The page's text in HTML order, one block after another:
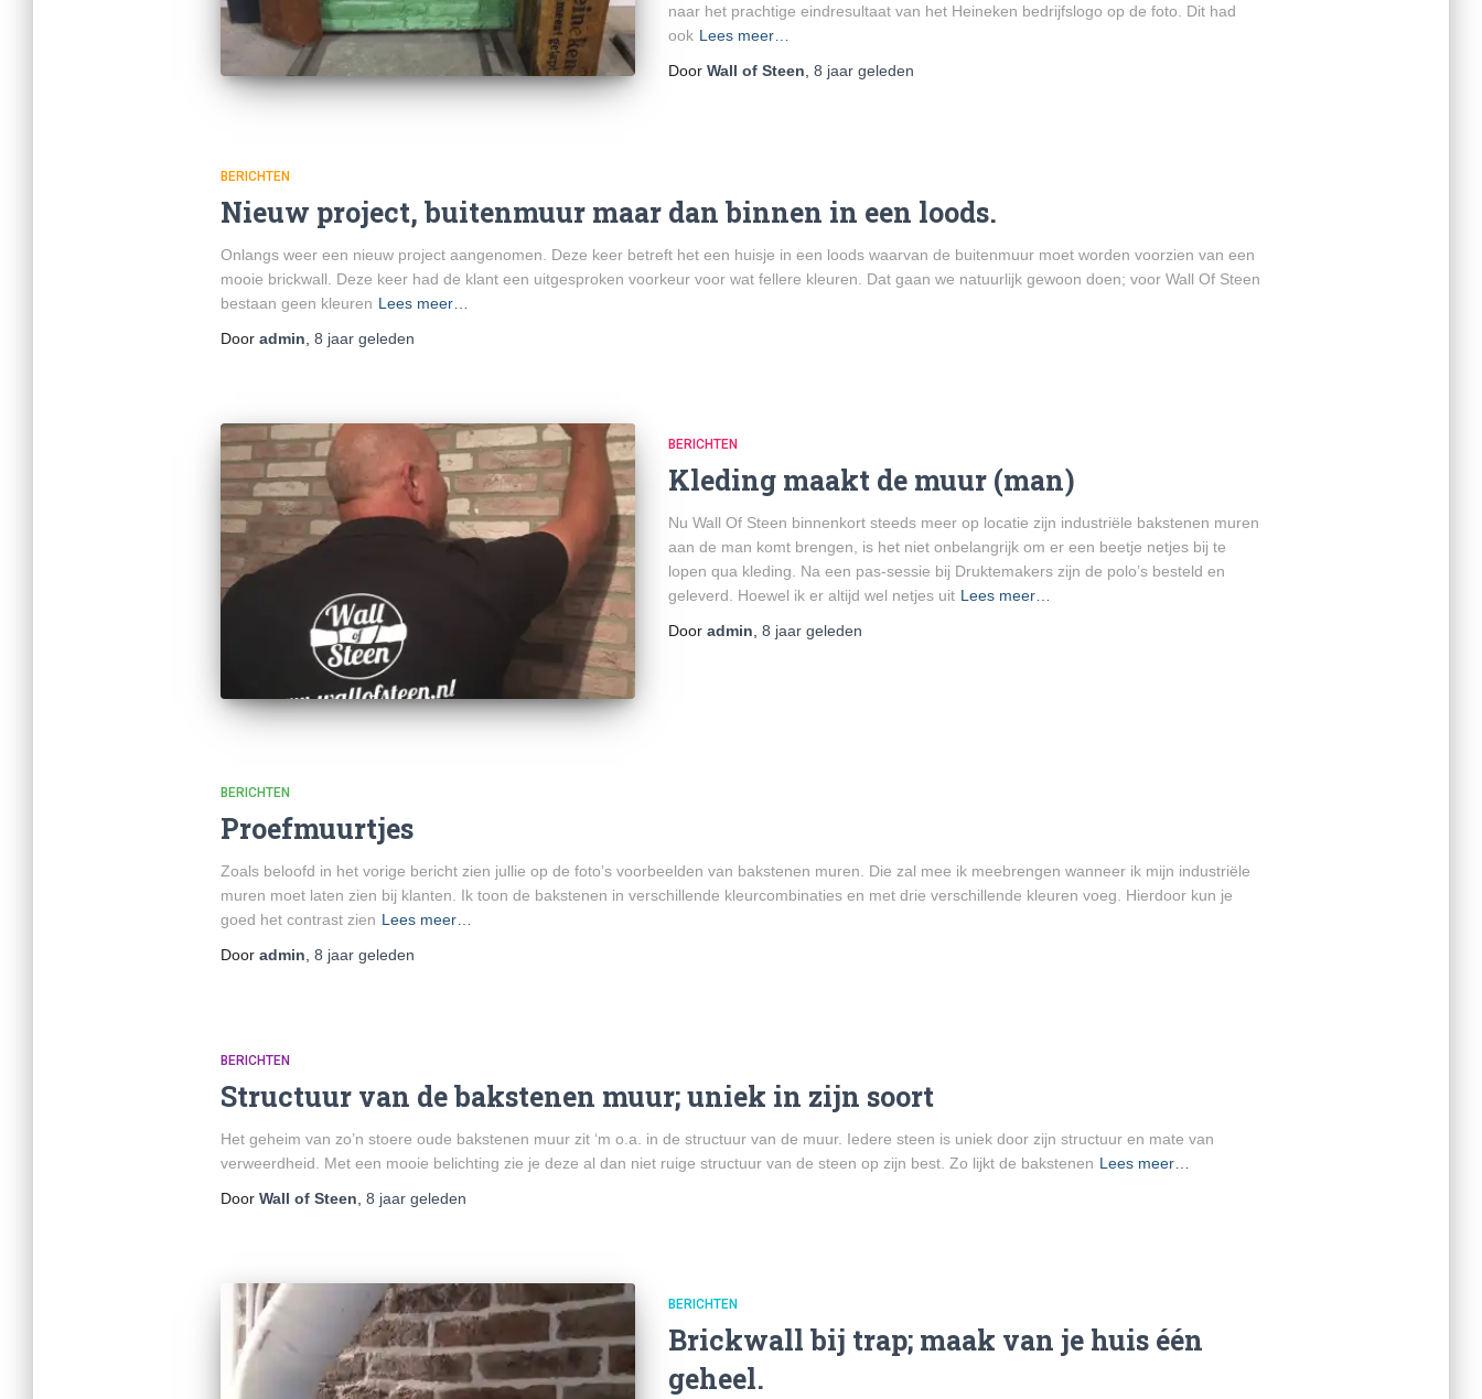
naar het prachtige eindresultaat van het Heineken bedrijfslogo op de foto. Dit had
ook Lees meer…
Door Wall of Steen 8 jaargeleden
BERICHTEN
Nieuw project, buitenmuur maar dan binnen in een loods.
Onlangs weer een nieuw project aangenomen. Deze keer betreft het een huisje in een loods waarvan de buitenmuur moet worden voorzien van een
mooie brickwall. Deze keer had de klant een uitgesproken voorkeur voor wat fellere kleuren. Dat gaan we natuurlijk gewoon doen; voor Wall Of Steen
bestaan geen kleuren Lees meer…
Door admin 8 jaargeleden
BERICHTEN
Kleding maakt de muur (man)
Nu Wall Of Steen binnenkort steeds meer op locatie zijn industriële bakstenen muren
aan de man komt brengen, is het niet onbelangrijk om er een beetje netjes bij te
lopen qua kleding. Na een pas-sessie bij Druktemakers zijn de polo’s besteld en
geleverd. Hoewel ik er altijd wel netjes uit Lees meer…
Door admin 8 jaargeleden
BERICHTEN
Proefmuurtjes
Zoals beloofd in het vorige bericht zien jullie op de foto’s voorbeelden van bakstenen muren. Die zal mee ik meebrengen wanneer ik mijn industriële
muren moet laten zien bij klanten. Ik toon de bakstenen in verschillende kleurcombinaties en met drie verschillende kleuren voeg. Hierdoor kun je
goed het contrast zien Lees meer…
Door admin, 8 jaargeleden
BERICHTEN
Structuur van de bakstenen muur; uniek in zijn soort
Het geheim van zo’n stoere oude bakstenen muur zit ‘m o.a. in de structuur van de muur. Iedere steen is uniek door zijn structuur en mate van
verweerdheid. Met een mooie belichting zie je deze al dan niet ruige structuur van de steen op zijn best. Zo lijkt de bakstenen Lees meer…
Door Wall of Steen, 8 jaargeleden
BERICHTEN
Brickwall bij trap; maak van je huis één
geheel.